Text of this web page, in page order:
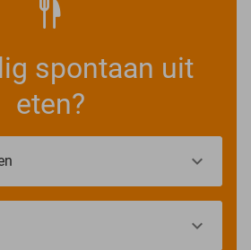
spontaan uit
eten?